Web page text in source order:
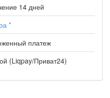
14 дней
*
платеж
(Liqpay/Приват24)